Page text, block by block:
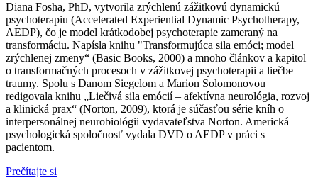
Diana Fosha, PhD, vytvorila zrýchlenú zážitkovú dynamickú
psychoterapiu (Accelerated Experiential Dynamic Psychotherapy,
AEDP), čo je model krátkodobej psychoterapie zameraný na
transformáciu. Napísla knihu "Transformujúca sila emóci; model
zrýchlenej zmeny“ (Basic Books, 2000) a mnoho článkov a kapitol
o transformačných procesoch v zážitkovej psychoterapii a liečbe
traumy. Spolu s Danom Siegelom a Marion Solomonovou
redigovala knihu „Liečivá sila emócií – afektívna neurológia, rozvoj
a klinická prax“ (Norton, 2009), ktorá je súčasťou série kníh o
interpersonálnej neurobiológii vydavateľstva Norton. Americká
psychologická spoločnosť vydala DVD o AEDP v práci s
pacientom.
Prečítajte si